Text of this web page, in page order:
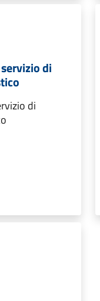
di
di